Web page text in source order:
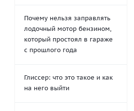
Почему нельзя заправлять
лодочный мотор бензином,
который простоял в гараже
с прошлого года
Глиссер: что это такое и как
на него выйти